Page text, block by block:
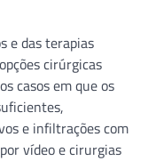
e das terapias
cirúrgicas
casos em que os
e infiltrações com
vídeo e cirurgias